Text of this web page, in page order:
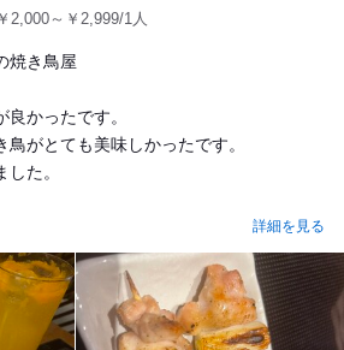
￥2,000～￥2,999/1人
焼き鳥屋
かったです。
がとても美味しかったです。
た。
詳細を見る